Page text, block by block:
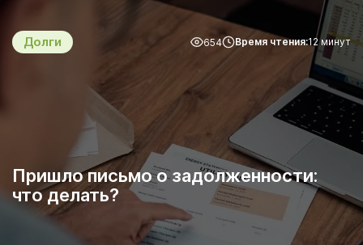
Долги 654 Время чтения:12 минут
Пришло письмо о задолженности:
что делать?